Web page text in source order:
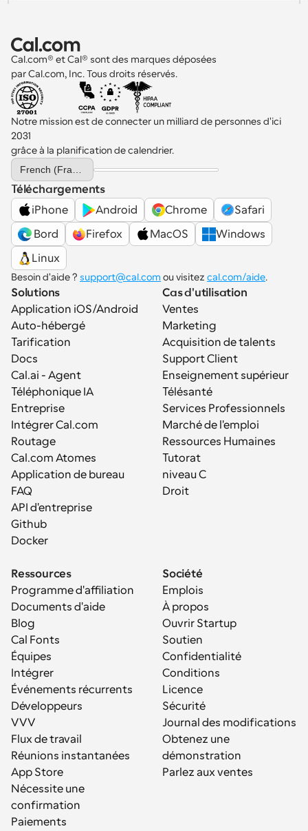
Cal.com® et Cal® sont des marques déposées
par Cal.com, Inc. Tous droits réservés.
Notre mission est de connecter un milliard de personnes d'ici
2031
grâce à la planification de calendrier.
Select Language
Téléchargements
iPhone
Android Chrome
Safari
Bord
Firefox MacOS
Windows
Linux
Besoin d'aide ? support@cal.com ou visitez cal.com/aide.
Solutions
Application iOS/Android
Auto-hébergé
Tarification
Docs
Cal.ai - Agent
Téléphonique IA
Entreprise
Intégrer Cal.com
Routage
Cal.com Atomes
Application de bureau
FAQ
API d'entreprise
Github
Docker
Cas d'utilisation
Ventes
Marketing
Acquisition de talents
Support Client
Enseignement supérieur
Télésanté
Services Professionnels
Marché de l'emploi
Ressources Humaines
Tutorat
niveau C
Droit
Ressources
Programme d'affiliation
Documents d'aide
Blog
Cal Fonts
Équipes
Intégrer
Événements récurrents
Développeurs
VVV
Flux de travail
Réunions instantanées
App Store
Nécessite une
confirmation
Paiements
Société
Emplois
À propos
Ouvrir Startup
Soutien
Confidentialité
Conditions
Licence
Sécurité
Journal des modifications
Obtenez une
démonstration
Parlez aux ventes